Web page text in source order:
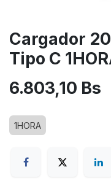
Cargador
Tipo C
6.803,10 Bs
1HORA